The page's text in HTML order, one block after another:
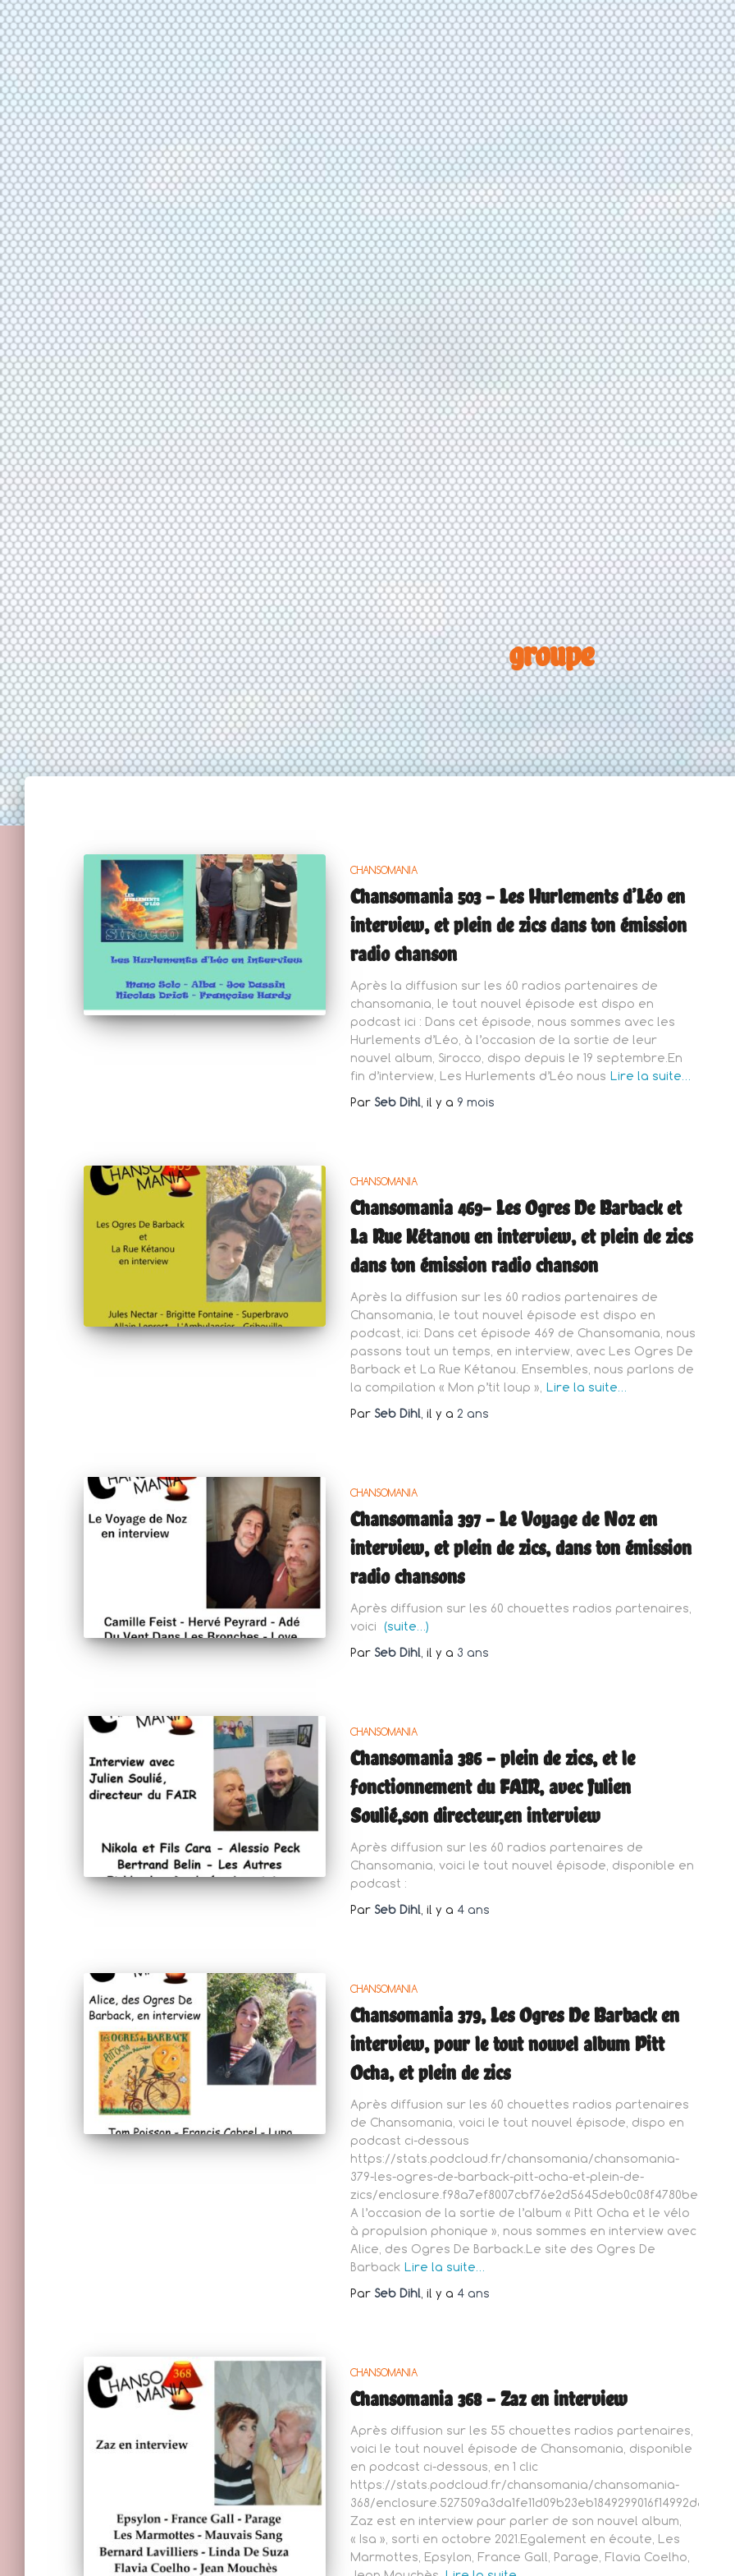
groupe
CHANSOMANIA
Chansomania 503 – Les Hurlements d’Léo en
interview, et plein de zics dans ton émission
radio chanson
Après la diffusion sur les 60 radios partenaires de
chansomania, le tout nouvel épisode est dispo en
podcast ici : Dans cet épisode, nous sommes avec les
Hurlements d’Léo, à l’occasion de la sortie de leur
nouvel album, Sirocco, dispo depuis le 19 septembre.En
fin d’interview, Les Hurlements d’Léo nous Lire la suite…
Par Seb Dihl , il y a 9 mois
CHANSOMANIA
Chansomania 469- Les Ogres De Barback et
La Rue Kétanou en interview, et plein de zics
dans ton émission radio chanson
Après la diffusion sur les 60 radios partenaires de
Chansomania, le tout nouvel épisode est dispo en
podcast, ici: Dans cet épisode 469 de Chansomania, nous
passons tout un temps, en interview, avec Les Ogres De
Barback et La Rue Kétanou. Ensembles, nous parlons de
la compilation « Mon p’tit loup », Lire la suite…
Par Seb Dihl , il y a 2 ans
CHANSOMANIA
Chansomania 397 – Le Voyage de Noz en
interview, et plein de zics, dans ton émission
radio chansons
Après diffusion sur les 60 chouettes radios partenaires,
voici (suite…)
Par Seb Dihl , il y a 3 ans
CHANSOMANIA
Chansomania 386 – plein de zics, et le
fonctionnement du FAIR, avec Julien
Soulié,son directeur,en interview
Après diffusion sur les 60 radios partenaires de
Chansomania, voici le tout nouvel épisode, disponible en
podcast :
Par Seb Dihl , il y a 4 ans
CHANSOMANIA
Chansomania 379, Les Ogres De Barback en
interview, pour le tout nouvel album Pitt
Ocha, et plein de zics
Après diffusion sur les 60 chouettes radios partenaires
de Chansomania, voici le tout nouvel épisode, dispo en
podcast ci-dessous
https://stats.podcloud.fr/chansomania/chansomania-
379-les-ogres-de-barback-pitt-ocha-et-plein-de-
zics/
A l’occasion de la sortie de l’album « Pitt Ocha et le vélo
à propulsion phonique », nous sommes en interview avec
Alice, des Ogres De Barback.Le site des Ogres De
Barback Lire la suite…
Par Seb Dihl , il y a 4 ans
CHANSOMANIA
Chansomania 368 – Zaz en interview
Après diffusion sur les 55 chouettes radios partenaires,
voici le tout nouvel épisode de Chansomania, disponible
en podcast ci-dessous, en 1 clic
https://stats.podcloud.fr/chansomania/chansomania-
368/
Zaz est en interview pour parler de son nouvel album,
« Isa », sorti en octobre 2021.Egalement en écoute, Les
Marmottes, Epsylon, France Gall, Parage, Flavia Coelho,